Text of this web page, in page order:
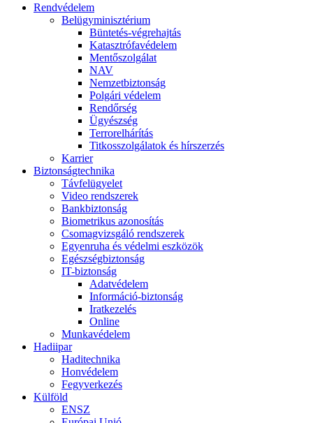
Rendvédelem
Belügyminisztérium
Büntetés-végrehajtás
Katasztrófavédelem
Mentőszolgálat
NAV
Nemzetbiztonság
Polgári védelem
Rendőrség
Ügyészség
Terrorelhárítás
Titkosszolgálatok és hírszerzés
Karrier
Biztonságtechnika
Távfelügyelet
Video rendszerek
Bankbiztonság
Biometrikus azonosítás
Csomagvizsgáló rendszerek
Egyenruha és védelmi eszközök
Egészségbiztonság
IT-biztonság
Adatvédelem
Információ-biztonság
Iratkezelés
Online
Munkavédelem
Hadiipar
Haditechnika
Honvédelem
Fegyverkezés
Külföld
ENSZ